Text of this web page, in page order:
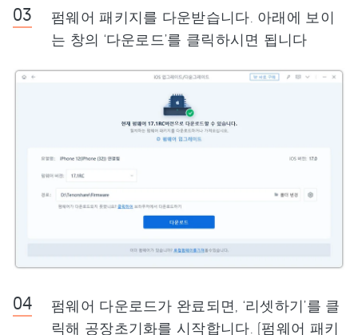
펌웨어 패키지를 다운받습니다. 아래에 보이
는 창의 ‘다운로드’를 클릭하시면 됩니다
펌웨어 다운로드가 완료되면, ‘리셋하기’를 클
릭해 공장초기화를 시작합니다. (펌웨어 패키